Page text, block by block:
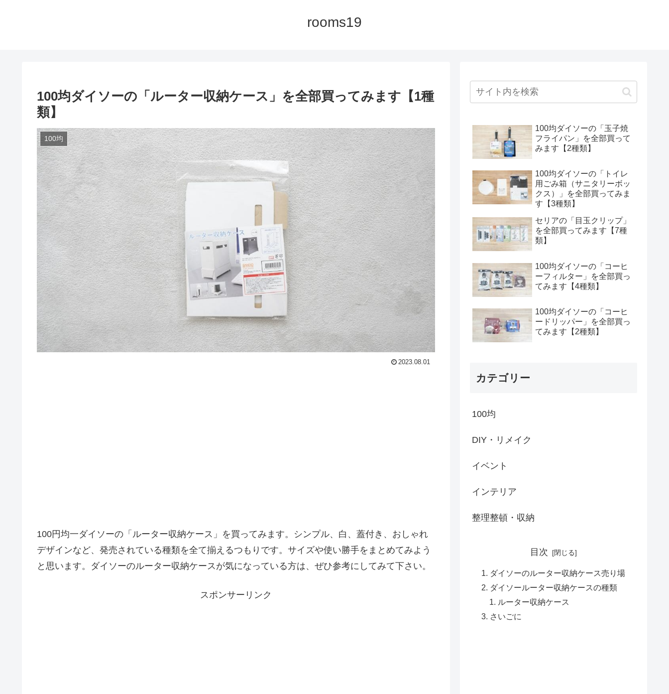
rooms19
100均ダイソーの「ルーター収納ケース」を全部買ってみます【1種
類】
100均
2023.08.01
100円均一ダイソーの「ルーター収納ケース」を買ってみます。シンプル、白、蓋付き、おしゃれ
デザインなど、発売されている種類を全て揃えるつもりです。サイズや使い勝手をまとめてみよう
と思います。ダイソーのルーター収納ケースが気になっている方は、ぜひ参考にしてみて下さい。
スポンサーリンク
100均ダイソーの「玉子焼
フライパン」を全部買って
みます【2種類】
100均ダイソーの「トイレ
用ごみ箱（サニタリーボッ
クス）」を全部買ってみま
す【3種類】
セリアの「目玉クリップ」
を全部買ってみます【7種
類】
100均ダイソーの「コーヒ
ーフィルター」を全部買っ
てみます【4種類】
100均ダイソーの「コーヒ
ードリッパー」を全部買っ
てみます【2種類】
カテゴリー
100均
DIY・リメイク
イベント
インテリア
整理整頓・収納
目次
ダイソーのルーター収納ケース売り場
ダイソールーター収納ケースの種類
ルーター収納ケース
さいごに